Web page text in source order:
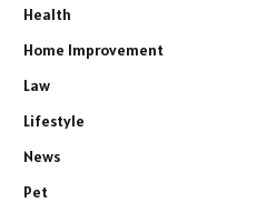
Health
Home Improvement
Law
Lifestyle
News
Pet